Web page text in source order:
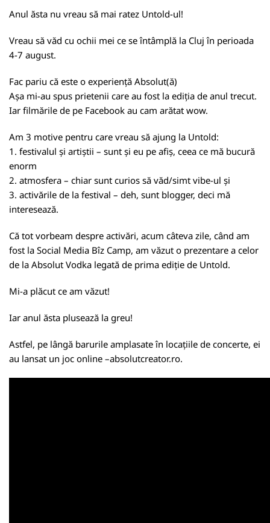
Anul ăsta nu vreau să mai ratez Untold-ul!
Vreau să văd cu ochii mei ce se întâmplă la Cluj în perioada
4-7 august.
Fac pariu că este o experiență Absolut(ă)
Așa mi-au spus prietenii care au fost la ediția de anul trecut.
Iar filmările de pe Facebook au cam arătat wow.
Am 3 motive pentru care vreau să ajung la Untold:
1. festivalul și artiștii – sunt și eu pe afiș, ceea ce mă bucură
enorm
2. atmosfera – chiar sunt curios să văd/simt vibe-ul și
3. activările de la festival – deh, sunt blogger, deci mă
interesează.
Că tot vorbeam despre activări, acum câteva zile, când am
fost la Social Media Bîz Camp, am văzut o prezentare a celor
de la Absolut Vodka legată de prima ediție de Untold.
Mi-a plăcut ce am văzut!
Iar anul ăsta plusează la greu!
Astfel, pe lângă barurile amplasate în locațiile de concerte, ei
au lansat un joc online –absolutcreator.ro.